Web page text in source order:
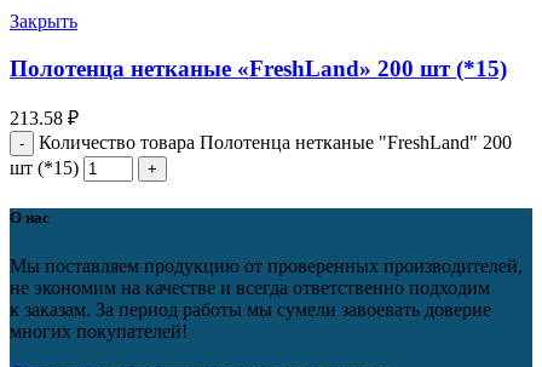
Закрыть
Полотенца нетканые «FreshLand» 200 шт (*15)
213.58 ₽
Количество товара Полотенца нетканые "FreshLand" 200
шт (*15)
О нас
Мы поставляем продукцию от проверенных производителей,
не экономим на качестве и всегда ответственно подходим
к заказам. За период работы мы сумели завоевать доверие
многих покупателей!